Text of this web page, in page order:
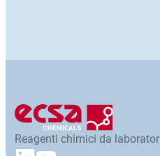
Reagenti chimici da